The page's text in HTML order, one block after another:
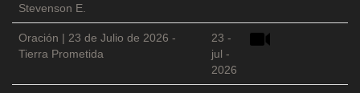
Stevenson E.
Oración | 23 de Julio de 2026 -
Tierra Prometida
23 -
jul -
2026